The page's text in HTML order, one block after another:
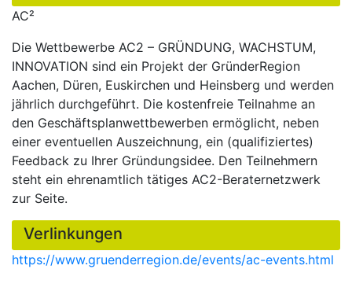
AC²
Die Wettbewerbe AC2 – GRÜNDUNG, WACHSTUM,
INNOVATION sind ein Projekt der GründerRegion
Aachen, Düren, Euskirchen und Heinsberg und werden
jährlich durchgeführt. Die kostenfreie Teilnahme an
den Geschäftsplanwettbewerben ermöglicht, neben
einer eventuellen Auszeichnung, ein (qualifiziertes)
Feedback zu Ihrer Gründungsidee. Den Teilnehmern
steht ein ehrenamtlich tätiges AC2-Beraternetzwerk
zur Seite.
Verlinkungen
https://www.gruenderregion.de/events/ac-events.html